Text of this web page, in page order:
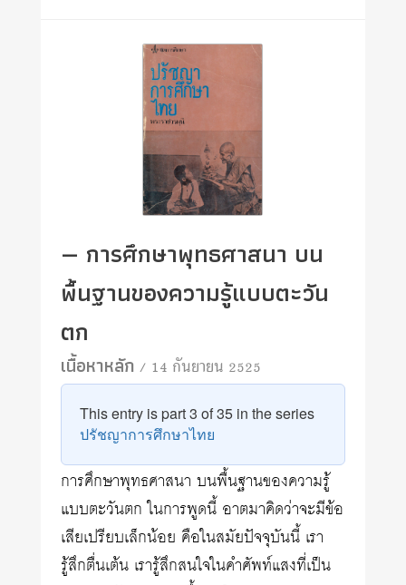
— การศึกษาพุทธศาสนา บน
พื้นฐานของความรู้แบบตะวัน
ตก
เนื้อหาหลัก/ 14 กันยายน 2525
This entry is part 3 of 35 in the series
ปรัชญาการศึกษาไทย
การศึกษาพุทธศาสนา บนพื้นฐานของความรู้
แบบตะวันตก ในการพูดนี้ อาตมาคิดว่าจะมีข้อ
เสียเปรียบเล็กน้อย คือในสมัยปัจจุบันนี้ เรา
รู้สึกตื่นเต้น เรารู้สึกสนใจในคำศัพท์แสงที่เป็น